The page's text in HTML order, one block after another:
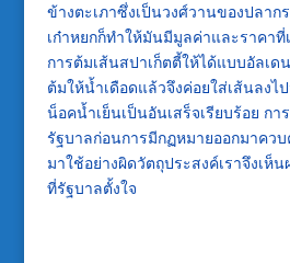
ข้างตะเภาซึ่งเป็นวงศ์วานของปลาก
เก๋าหยกก็ทำให้มันมีมูลค่าและราคา
การต้มเส้นสปาเก็ตตี้ให้ได้แบบอัลเด
ต้มให้น้ำเดือดแล้วจึงค่อยใส่เส้นลง
น็อคน้ำเย็นเป็นอันเสร็จเรียบร้อย ก
รัฐบาลก่อนการมีกฏหมายออกมาคว
มาใช้อย่างผิดวัตถุประสงค์เราจึงเห็
ที่รัฐบาลตั้งใจ